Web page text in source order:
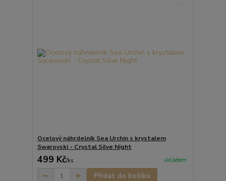
Ocelový náhrdelník Sea Urchin s krystalem
Swarovski - Crystal Silve Night
499 Kč/ks skladem
Přidat do košíku